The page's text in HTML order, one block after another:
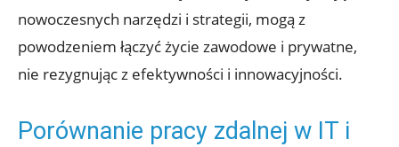
nowoczesnych‌ narzędzi i strategii, ‌mogą z
powodzeniem łączyć życie zawodowe i prywatne,
nie rezygnując z efektywności i innowacyjności.
Porównanie pracy zdalnej w ‍IT i ​